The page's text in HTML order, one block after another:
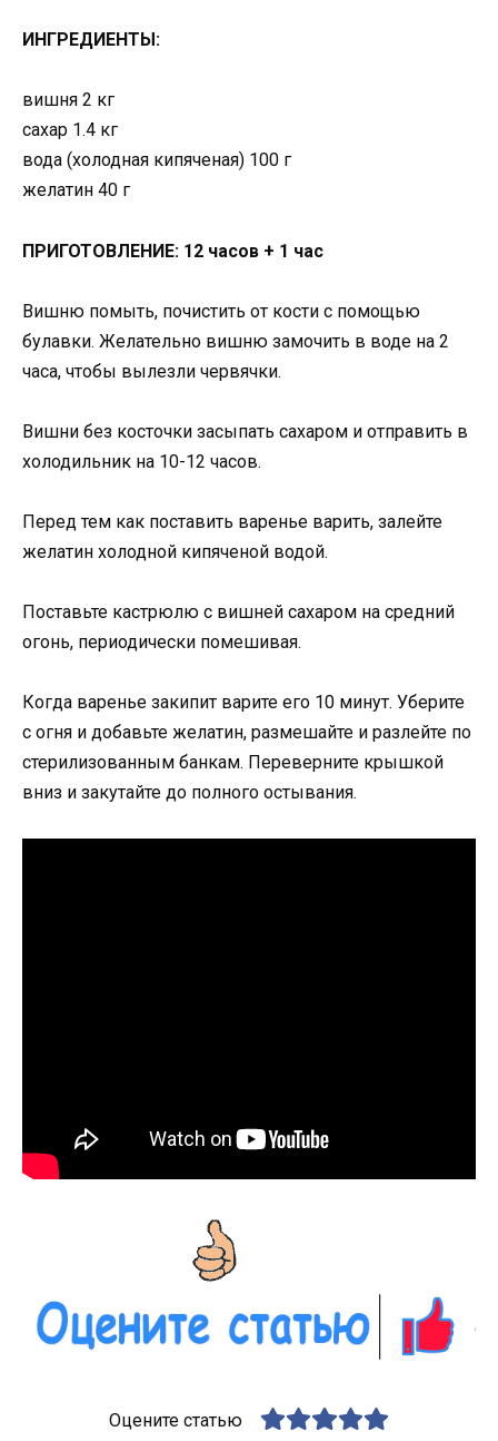
ИНГРЕДИЕНТЫ:
вишня 2 кг
сахар 1.4 кг
вода (холодная кипяченая) 100 г
желатин 40 г
ПРИГОТОВЛЕНИЕ: 12 часов + 1 час
Вишню помыть, почистить от кости с помощью
булавки. Желательно вишню замочить в воде на 2
часа, чтобы вылезли червячки.
Вишни без косточки засыпать сахаром и отправить в
холодильник на 10-12 часов.
Перед тем как поставить варенье варить, залейте
желатин холодной кипяченой водой.
Поставьте кастрюлю с вишней сахаром на средний
огонь, периодически помешивая.
Когда варенье закипит варите его 10 минут. Уберите
с огня и добавьте желатин, размешайте и разлейте по
стерилизованным банкам. Переверните крышкой
вниз и закутайте до полного остывания.
Оцените статью